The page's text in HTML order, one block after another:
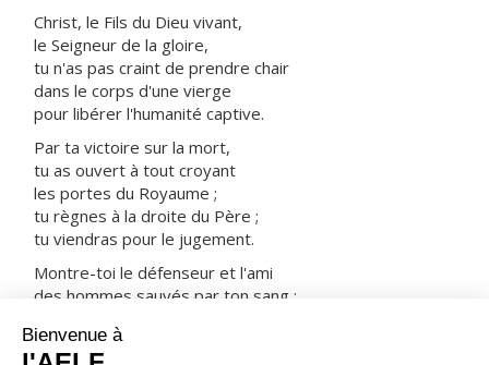
Christ, le Fils du Dieu vivant,
le Seigneur de la gloire,
tu n'as pas craint de prendre chair
dans le corps d'une vierge
pour libérer l'humanité captive.
Par ta victoire sur la mort,
tu as ouvert à tout croyant
les portes du Royaume ;
tu règnes à la droite du Père ;
tu viendras pour le jugement.
Montre-toi le défenseur et l'ami
des hommes sauvés par ton sang :
dans ta joie et dans ta lumière.